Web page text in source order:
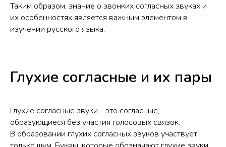
Таким образом, знание о звонких согласных звуках и
их особенностях является важным элементом в
изучении русского языка.
Глухие согласные и их пары
Глухие согласные звуки - это согласные,
образующиеся без участия голосовых связок.
В образовании глухих согласных звуков участвует